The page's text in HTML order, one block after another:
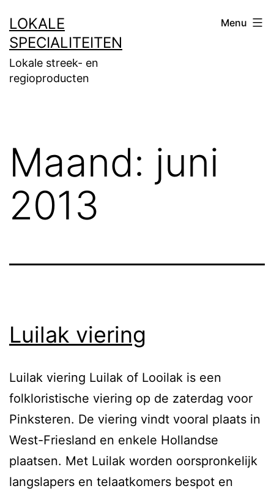
naar
de
inhoud
LOKALE
SPECIALITEITEN
Lokale streek- en
regioproducten
Menu
Maand: juni
2013
Luilak viering
Luilak viering Luilak of Looilak is een
folkloristische viering op de zaterdag voor
Pinksteren. De viering vindt vooral plaats in
West-Friesland en enkele Hollandse
plaatsen. Met Luilak worden oorspronkelijk
langslapers en telaatkomers bespot en